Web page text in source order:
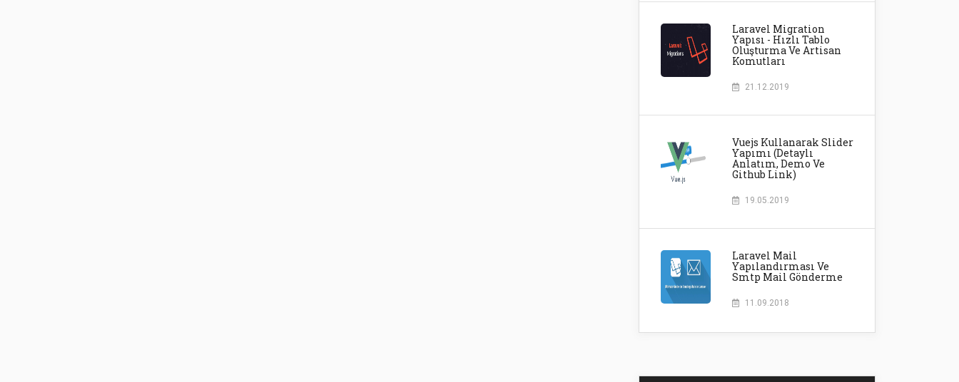
Laravel Migration
Yapısı - Hızlı Tablo
Oluşturma Ve Artisan
Komutları
21.12.2019
Vuejs Kullanarak Slider
Yapımı (detaylı
Anlatım, Demo Ve
Github Link)
19.05.2019
Laravel Mail
Yapılandırması Ve
Smtp Mail Gönderme
11.09.2018